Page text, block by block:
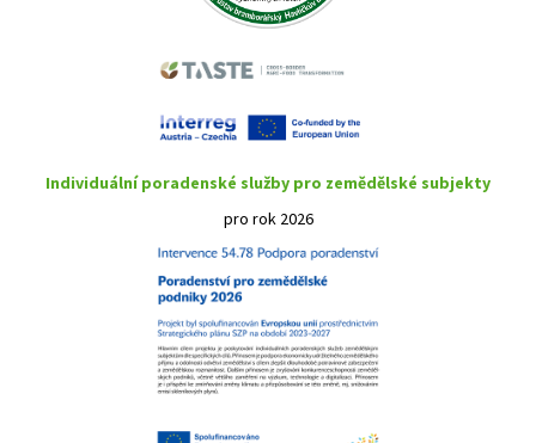
Individuální poradenské služby pro zemědělské subjekty
pro rok 2026